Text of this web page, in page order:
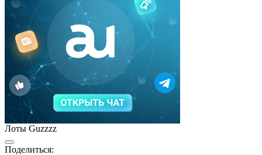
Лоты Guzzzz
Поделиться: